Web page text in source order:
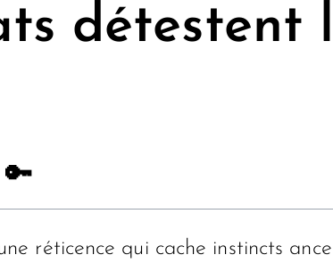
détestent
réticence qui cache instincts